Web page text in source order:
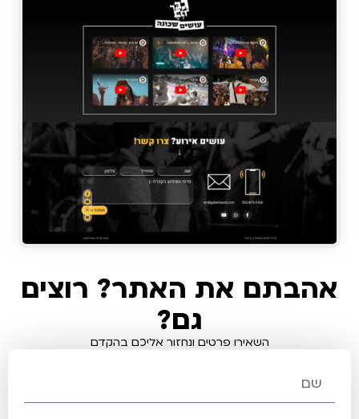
אהבתם את האתר? רוצים
גם?
השאירו פרטים ונחזור אליכם בהקדם